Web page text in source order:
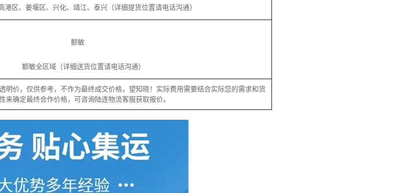
区、姜堰区、兴化、靖江、泰兴（详细提货位置请电话沟通）
额敏
额敏全区域（详细送货位置请电话沟通）
明价，仅供参考，不作为最终成交价格，望知晓！实际费用需要结合实际您的需求和货
来确定最终合作价格，可咨询陆连物流客服获取报价。